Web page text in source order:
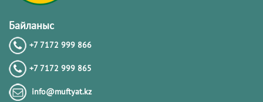
Байланыс
+7 7172 999 866
+7 7172 999 865
info@muftyat.kz